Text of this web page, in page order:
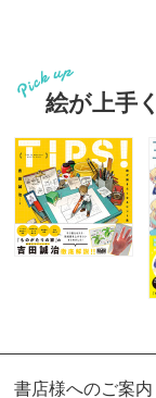
絵が上手
書店様へのご案内